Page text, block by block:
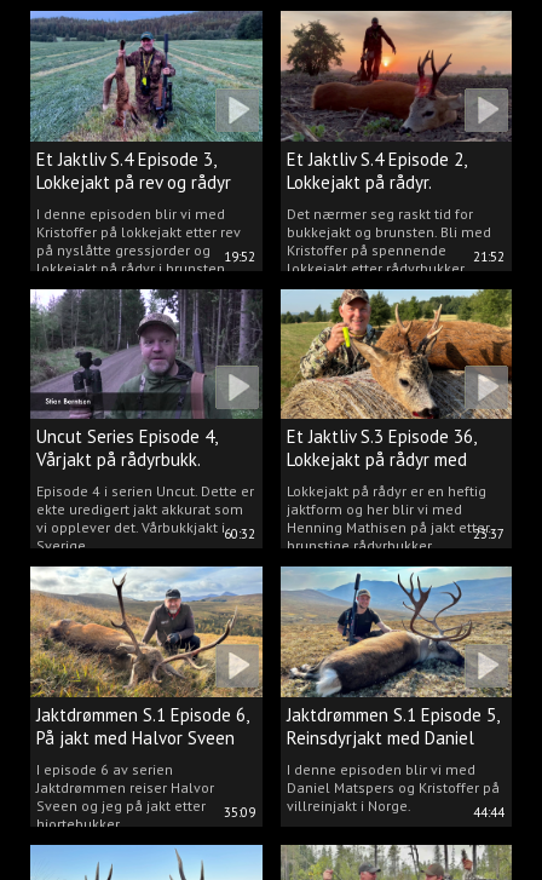
19:52
Et Jaktliv S.4 Episode 3,
Lokkejakt på rev og rådyr
2025.
I denne episoden blir vi med
Kristoffer på lokkejakt etter rev
på nyslåtte gressjorder og
lokkejakt på rådyr i brunsten.
21:52
Et Jaktliv S.4 Episode 2,
Lokkejakt på rådyr.
Det nærmer seg raskt tid for
bukkejakt og brunsten. Bli med
Kristoffer på spennende
lokkejakt etter rådyrbukker.
60:32
Uncut Series Episode 4,
Vårjakt på rådyrbukk.
Episode 4 i serien Uncut. Dette er
ekte uredigert jakt akkurat som
vi opplever det. Vårbukkjakt i
Sverige.
23:37
Et Jaktliv S.3 Episode 36,
Lokkejakt på rådyr med
Henning Mathisen
Lokkejakt på rådyr er en heftig
jaktform og her blir vi med
Henning Mathisen på jakt etter
brunstige rådyrbukker.
35:09
Jaktdrømmen S.1 Episode 6,
På jakt med Halvor Sveen
I episode 6 av serien
Jaktdrømmen reiser Halvor
Sveen og jeg på jakt etter
hjortebukker.
44:44
Jaktdrømmen S.1 Episode 5,
Reinsdyrjakt med Daniel
Matspers.
I denne episoden blir vi med
Daniel Matspers og Kristoffer på
villreinjakt i Norge.